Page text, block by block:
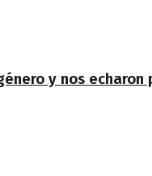
y nos echaron